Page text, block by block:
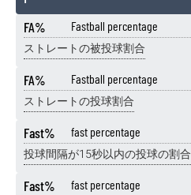
FA% Fastball percentage
ストレートの被投球割合
FA% Fastball percentage
ストレートの投球割合
Fast% fast percentage
投球間隔が15秒以内の投球の割合
Fast% fast percentage